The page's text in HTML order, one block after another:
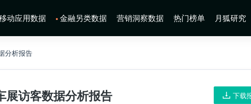
动应用数据 金融另类数据 营销洞察数据 热门榜单 月狐研究
分析报告
展访客数据分析报告 下载